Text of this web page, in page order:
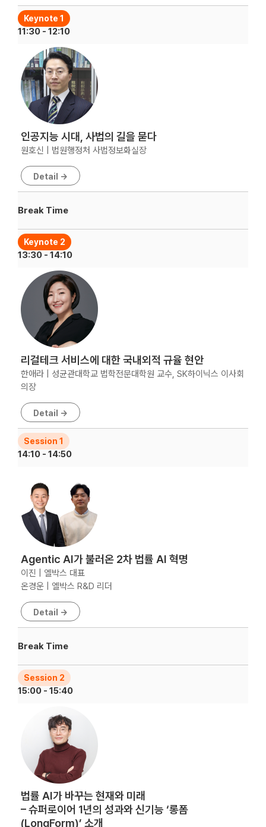
Keynote 1
11:30 - 12:10
인공지능 시대, 사법의 길을 묻다
원호신 | 법원행정처 사법정보화실장
Detail →
Break Time
Keynote 2
13:30 - 14:10
리걸테크 서비스에 대한 국내외적 규율 현안
한애라 | 성균관대학교 법학전문대학원 교수, SK하이닉스 이사회
의장
Detail →
Session 1
14:10 - 14:50
Agentic AI가 불러온 2차 법률 AI 혁명
이진 | 엘박스 대표
온경운 | 엘박스 R&D 리더
Detail →
Break Time
Session 2
15:00 - 15:40
법률 AI가 바꾸는 현재와 미래
– 슈퍼로이어 1년의 성과와 신기능 ‘롱폼
(LongForm)’ 소개